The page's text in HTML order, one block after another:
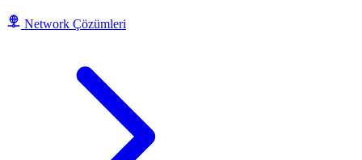
Network Çözümleri